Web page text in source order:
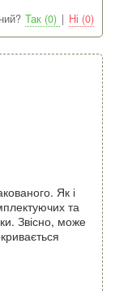
Так (0) | Ні (0)
Як і
та
Звісно, може